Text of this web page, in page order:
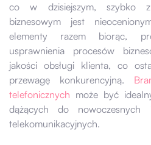
co w dzisiejszym, szybko
biznesowym jest
elementy razem biorąc,
usprawnienia procesów
jakości obsługi klienta, co
przewagę konkurencyjną.
telefonicznych może być
dążących do nowoczesnych
telekomunikacyjnych.